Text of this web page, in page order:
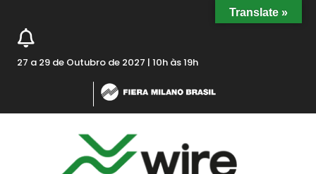
27 a 29 de Outubro de 2027 | 10h às 19h
Translate »